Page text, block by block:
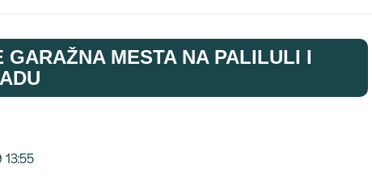
GARAŽNA MESTA NA PALILULI I
13:55